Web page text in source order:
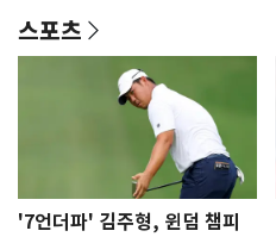
스포츠
'7언더파' 김주형, 윈덤 챔피